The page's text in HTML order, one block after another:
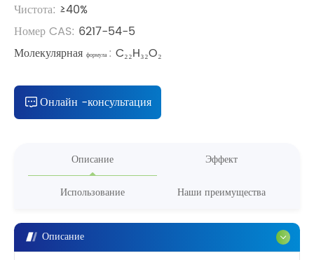
Чистота: ≥40%
Номер CAS: 6217-54-5
Молекулярная формула : C₂₂H₃₂O₂
Онлайн -консультация
Описание Эффект
Использование Наши преимущества
Описание